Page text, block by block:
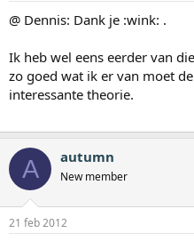
@ Dennis: Dank je :wink: .
Ik heb wel eens eerder van
zo goed wat ik er van moet
interessante theorie.
A autumn
New member
21 feb 2012